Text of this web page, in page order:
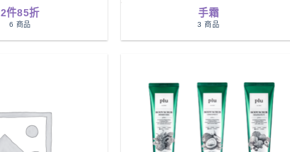
2件85折
6 商品
手霜
3 商品